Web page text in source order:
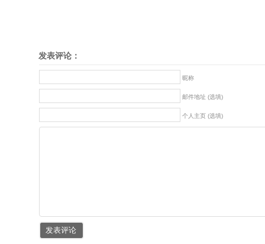
发表评论：
昵称
邮件地址 (选填)
个人主页 (选填)